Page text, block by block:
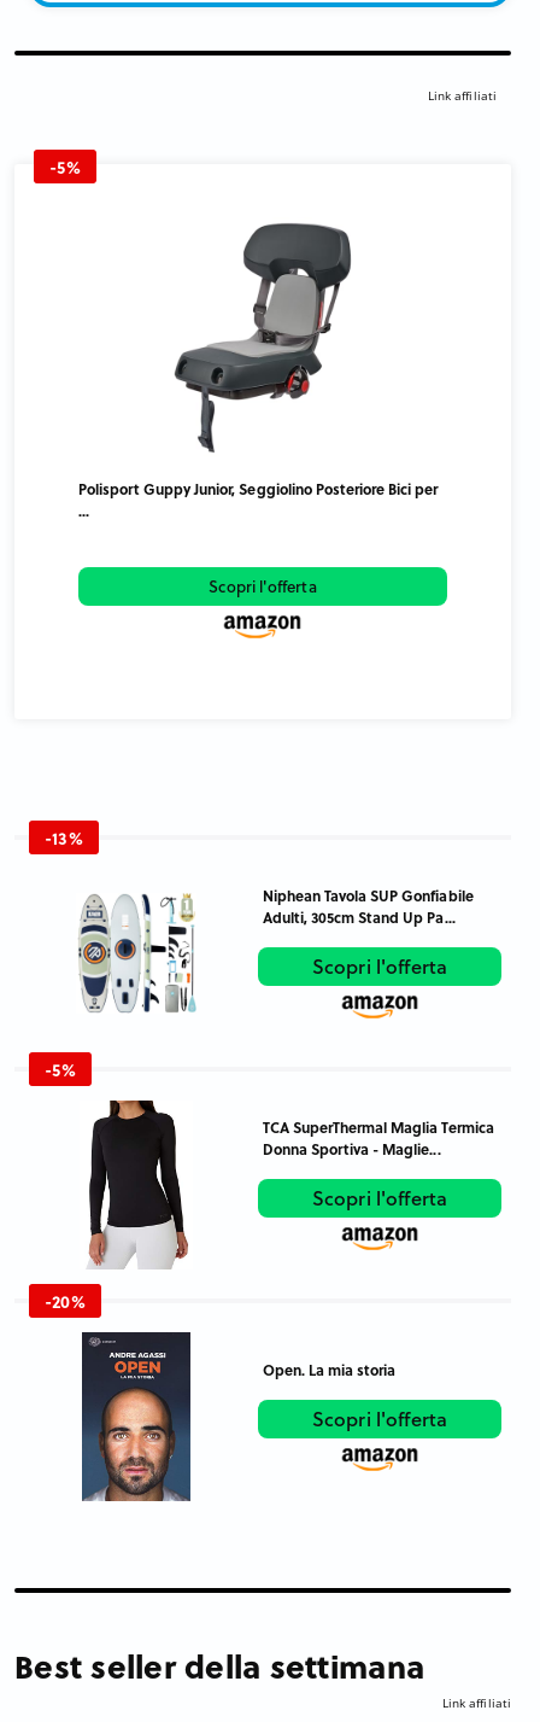
Link affiliati
-5%
Polisport Guppy Junior, Seggiolino Posteriore Bici per
...
Scopri l'offerta
-13%
Niphean Tavola SUP Gonfiabile
Adulti, 305cm Stand Up Pa...
Scopri l'offerta
-5%
TCA SuperThermal Maglia Termica
Donna Sportiva - Maglie...
Scopri l'offerta
-20%
Open. La mia storia
Scopri l'offerta
Best seller della settimana
Link affiliati